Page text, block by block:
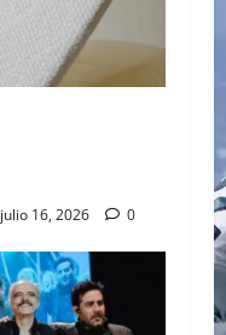
julio 16, 2026 0